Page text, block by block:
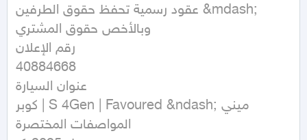
عقود رسمية تحفظ حقوق الطرفين &mdash;
وبالأخص حقوق المشتري
رقم الإعلان
40884668
عنوان السيارة
كوبر | S 4Gen | Favoured &ndash; ميني
المواصفات المختصرة